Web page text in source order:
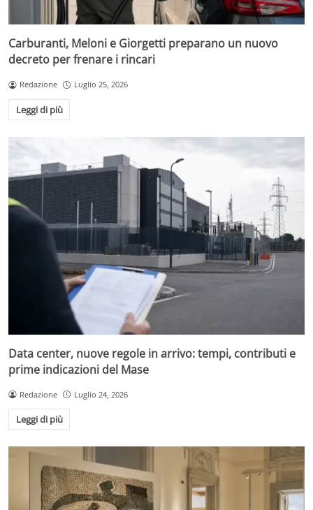
Carburanti, Meloni e Giorgetti preparano un nuovo
decreto per frenare i rincari
Redazione Luglio 25, 2026
Leggi di più
Data center, nuove regole in arrivo: tempi, contributi e
prime indicazioni del Mase
Redazione Luglio 24, 2026
Leggi di più